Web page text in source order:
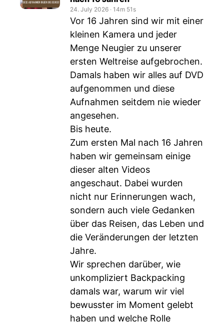
24. July 2026 ‧ 14m 51s
Vor 16 Jahren sind wir mit einer
kleinen Kamera und jeder
Menge Neugier zu unserer
ersten Weltreise aufgebrochen.
Damals haben wir alles auf DVD
aufgenommen und diese
Aufnahmen seitdem nie wieder
angesehen.
Bis heute.
Zum ersten Mal nach 16 Jahren
haben wir gemeinsam einige
dieser alten Videos
angeschaut. Dabei wurden
nicht nur Erinnerungen wach,
sondern auch viele Gedanken
über das Reisen, das Leben und
die Veränderungen der letzten
Jahre.
Wir sprechen darüber, wie
unkompliziert Backpacking
damals war, warum wir viel
bewusster im Moment gelebt
haben und welche Rolle